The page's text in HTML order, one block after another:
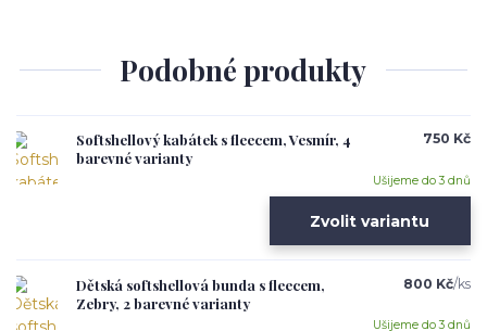
Podobné produkty
Softshellový kabátek s fleecem, Vesmír, 4
barevné varianty
750 Kč
Ušijeme do 3 dnů
Zvolit variantu
Dětská softshellová bunda s fleecem,
Zebry, 2 barevné varianty
800 Kč/ks
Ušijeme do 3 dnů